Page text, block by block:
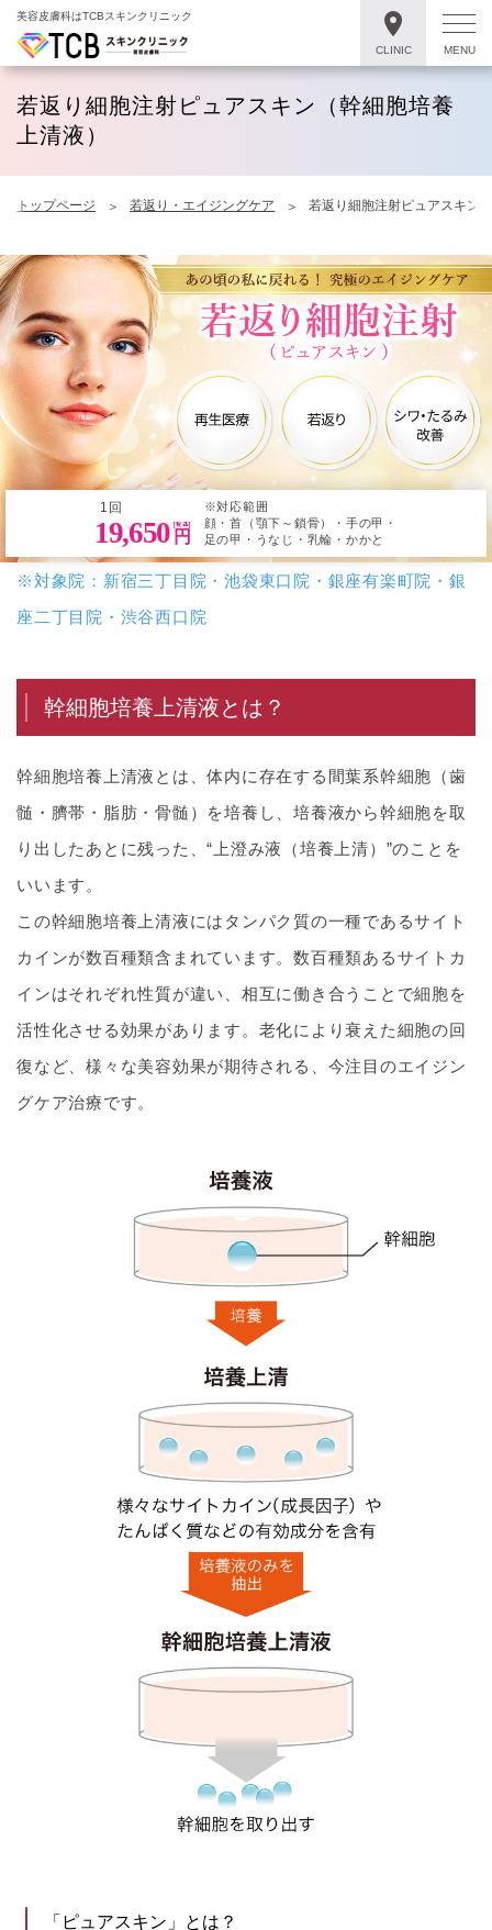
美容皮膚科はTCBスキンクリニック
若返り細胞注射ピュアスキン（幹細胞培養
上清液）
トップページ 若返り・エイジングケア 若返り細胞注射ピュアスキン
1回
19,650 円
※対応範囲
顔・首（顎下～鎖骨）・手の甲・
足の甲・うなじ・乳輪・かかと
※対象院：新宿三丁目院・池袋東口院・銀座有楽町院・銀
座二丁目院・渋谷西口院
幹細胞培養上清液とは？
幹細胞培養上清液とは、体内に存在する間葉系幹細胞（歯
髄・臍帯・脂肪・骨髄）を培養し、培養液から幹細胞を取
り出したあとに残った、“上澄み液（培養上清）”のことを
いいます。
この幹細胞培養上清液にはタンパク質の一種であるサイト
カインが数百種類含まれています。数百種類あるサイトカ
インはそれぞれ性質が違い、相互に働き合うことで細胞を
活性化させる効果があります。老化により衰えた細胞の回
復など、様々な美容効果が期待される、今注目のエイジン
グケア治療です。
「ピュアスキン」とは？
CLINIC MENU